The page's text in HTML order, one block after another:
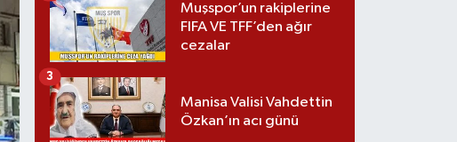
Muşspor’un rakiplerine
FIFA VE TFF’den ağır
cezalar
Manisa Valisi Vahdettin
Özkan’ın acı günü
3